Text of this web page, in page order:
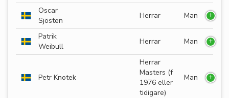
Oscar
Sjösten
Herrar Man
Patrik
Weibull
Herrar Man
Petr Knotek
Herrar
Masters (f
1976 eller
tidigare)
Man